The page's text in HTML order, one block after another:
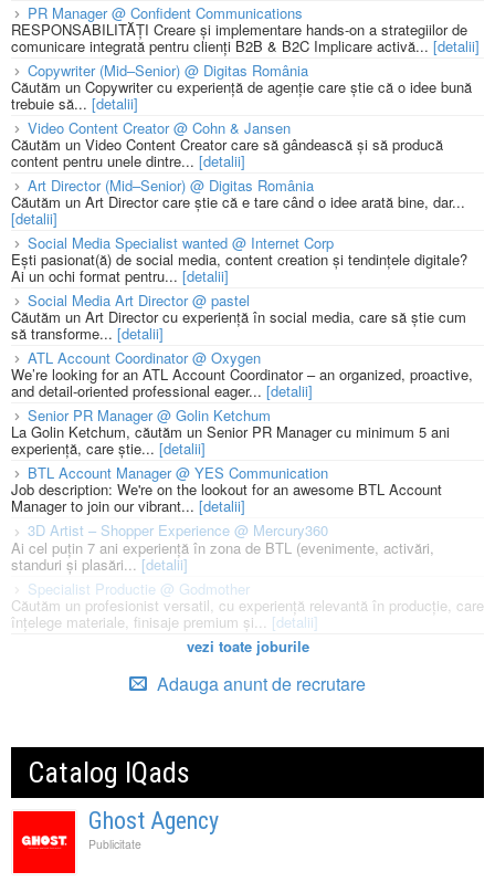
PR Manager @ Confident Communications
RESPONSABILITĂȚI Creare și implementare hands-on a strategiilor de
comunicare integrată pentru clienți B2B & B2C Implicare activă... [detalii]
Copywriter (Mid–Senior) @ Digitas România
Căutăm un Copywriter cu experiență de agenție care știe că o idee bună
trebuie să... [detalii]
Video Content Creator @ Cohn & Jansen
Căutăm un Video Content Creator care să gândească și să producă
content pentru unele dintre... [detalii]
Art Director (Mid–Senior) @ Digitas România
Căutăm un Art Director care știe că e tare când o idee arată bine, dar...
[detalii]
Social Media Specialist wanted @ Internet Corp
Ești pasionat(ă) de social media, content creation și tendințele digitale?
Ai un ochi format pentru... [detalii]
Social Media Art Director @ pastel
Căutăm un Art Director cu experiență în social media, care să știe cum
să transforme... [detalii]
ATL Account Coordinator @ Oxygen
We’re looking for an ATL Account Coordinator – an organized, proactive,
and detail-oriented professional eager... [detalii]
Senior PR Manager @ Golin Ketchum
La Golin Ketchum, căutăm un Senior PR Manager cu minimum 5 ani
experiență, care știe... [detalii]
BTL Account Manager @ YES Communication
Job description: We're on the lookout for an awesome BTL Account
Manager to join our vibrant... [detalii]
3D Artist – Shopper Experience @ Mercury360
Ai cel puțin 7 ani experiență în zona de BTL (evenimente, activări,
standuri și plasări...[detalii]
Specialist Productie @ Godmother
Căutăm un profesionist versatil, cu experiență relevantă în producție, care
înțelege materiale, finisaje premium și... [detalii]
vezi toate joburile
Adauga anunt de recrutare
Catalog IQads
Ghost Agency
Publicitate